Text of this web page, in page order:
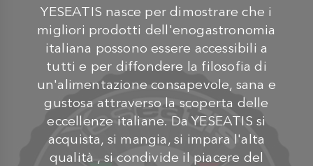
YESEATIS nasce per dimostrare che i
migliori prodotti dell'enogastronomia
italiana possono essere accessibili a
tutti e per diffondere la filosofia di
un'alimentazione consapevole, sana e
gustosa attraverso la scoperta delle
eccellenze italiane. Da YESEATIS si
acquista, si mangia, si impara l'alta
qualità , si condivide il piacere del